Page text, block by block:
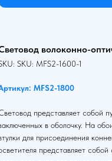
волоконно-
SKU: MFS2-1600-1
MFS2-1800
представляет собой
в оболочку. На
для присоединения
представляет